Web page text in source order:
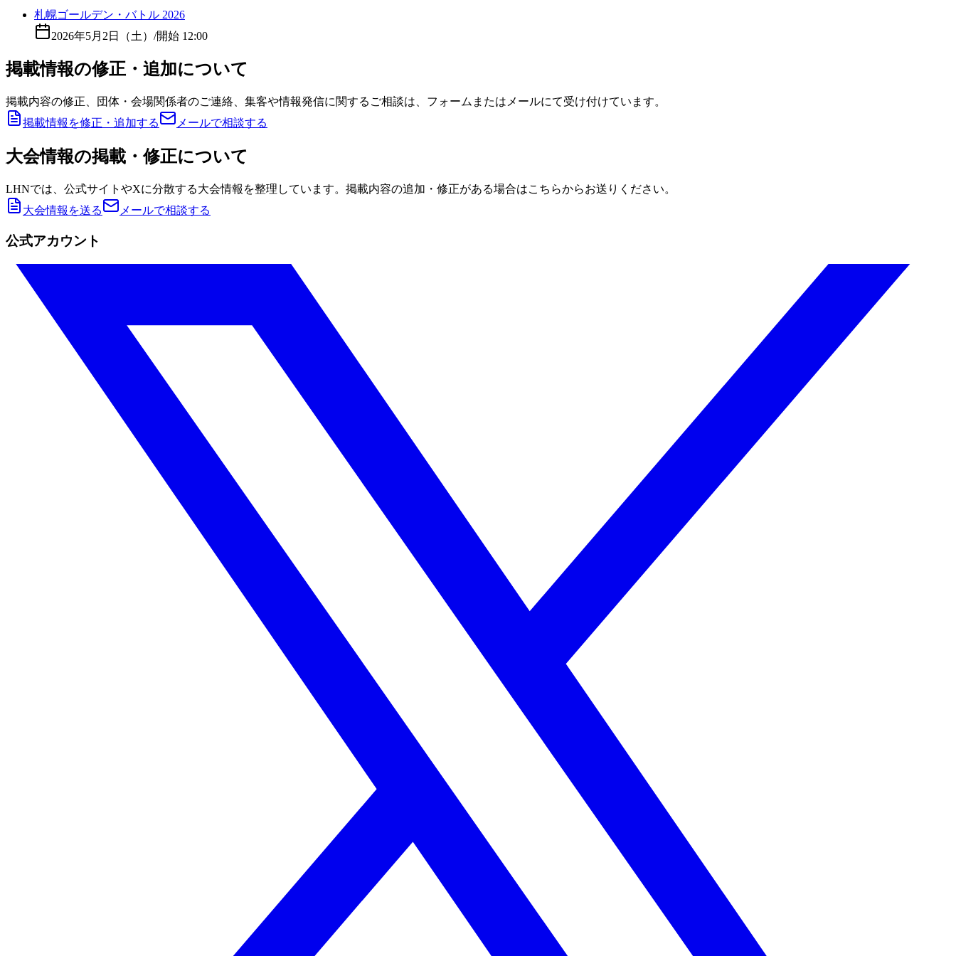
札幌ゴールデン・バトル 2026
2026年5月2日（土） /開始 12:00
掲載情報の修正・追加について
掲載内容の修正、団体・会場関係者のご連絡、集客や情報発信に関するご相談は、フォームまたはメールにて受け付けています。
掲載情報を修正・追加する
メールで相談する
大会情報の掲載・修正について
LHNでは、公式サイトやXに分散する大会情報を整理しています。掲載内容の追加・修正がある場合はこちらからお送りください。
大会情報を送る
メールで相談する
公式アカウント